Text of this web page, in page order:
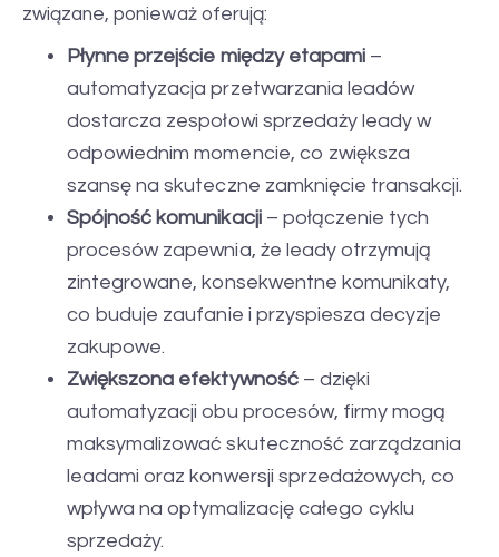
związane, ponieważ oferują:
Płynne przejście między etapami –
automatyzacja przetwarzania leadów
dostarcza zespołowi sprzedaży leady w
odpowiednim momencie, co zwiększa
szansę na skuteczne zamknięcie transakcji.
Spójność komunikacji– połączenie tych
procesów zapewnia, że leady otrzymują
zintegrowane, konsekwentne komunikaty,
co buduje zaufanie i przyspiesza decyzje
zakupowe.
Zwiększona efektywność– dzięki
automatyzacji obu procesów, firmy mogą
maksymalizować skuteczność zarządzania
leadami oraz konwersji sprzedażowych, co
wpływa na optymalizację całego cyklu
sprzedaży.